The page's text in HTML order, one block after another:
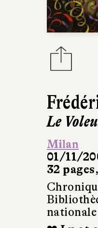
Le
Milan
01/11/
32
nationale